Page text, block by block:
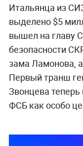
Итальянца из
выделено $5
вышел на главу
безопасности
зама Ламонова,
Первый транш
Звонцева
ФСБ как особо